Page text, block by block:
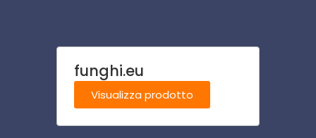
funghi.eu
Visualizza prodotto